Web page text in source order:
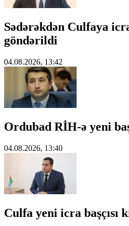
Sədərəkdən Culfaya icra
göndərildi
04.08.2026, 13:42
Ordubad RİH-ə yeni
04.08.2026, 13:40
Culfa yeni icra başçısı